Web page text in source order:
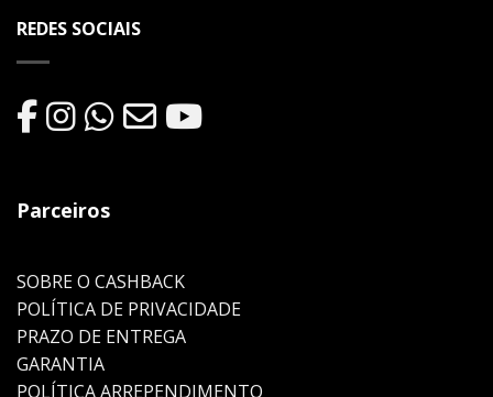
REDES SOCIAIS
Parceiros
SOBRE O CASHBACK
POLÍTICA DE PRIVACIDADE
PRAZO DE ENTREGA
GARANTIA
POLÍTICA ARREPENDIMENTO